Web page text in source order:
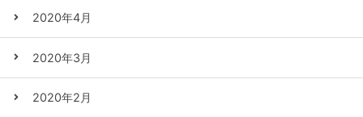
2020年4月
2020年3月
2020年2月